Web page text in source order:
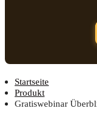
Startseite
Produkt
Gratiswebinar